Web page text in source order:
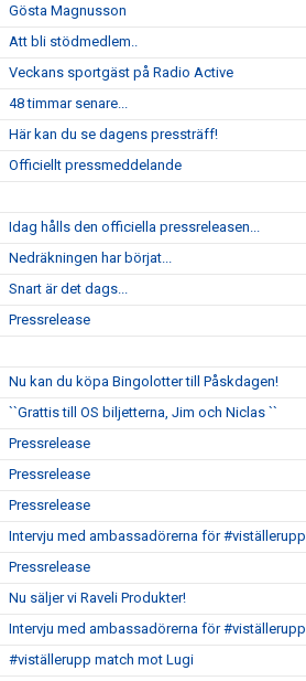
Gösta Magnusson
Att bli stödmedlem..
Veckans sportgäst på Radio Active
48 timmar senare...
Här kan du se dagens pressträff!
Officiellt pressmeddelande
Idag hålls den officiella pressreleasen...
Nedräkningen har börjat...
Snart är det dags...
Pressrelease
Nu kan du köpa Bingolotter till Påskdagen!
``Grattis till OS biljetterna, Jim och Niclas ``
Pressrelease
Pressrelease
Pressrelease
Intervju med ambassadörerna för #viställerupp
Pressrelease
Nu säljer vi Raveli Produkter!
Intervju med ambassadörerna för #viställerupp
#viställerupp match mot Lugi